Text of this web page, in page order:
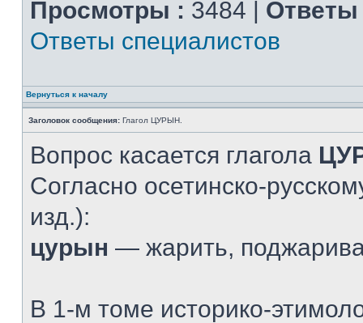
Просмотры : 3484 | Ответы
Ответы специалистов
Вернуться к началу
Заголовок сообщения: Глагол ЦУРЫН.
Вопрос касается глагола
Согласно осетинско-
изд.):
цурын — жарить,
В 1-м томе историко-